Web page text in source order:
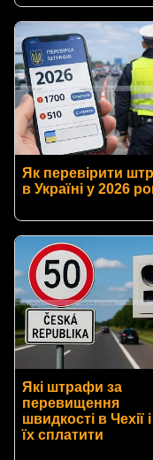
Як перевірити
в Україні у 2026
Які штрафи за
перевищення
швидкості в Чехії
їх сплатити